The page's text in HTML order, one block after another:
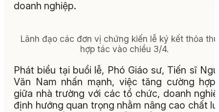
doanh nghiệp.
Lãnh đạo các đơn vị chứng kiến lễ ký kết thỏa
hợp tác vào chiều 3/4.
Phát biểu tại buổi lễ, Phó Giáo sư, Tiến sĩ
Văn Nam nhấn mạnh, việc tăng cường
giữa nhà trường với các tổ chức, doanh
định hướng quan trọng nhằm nâng cao chất